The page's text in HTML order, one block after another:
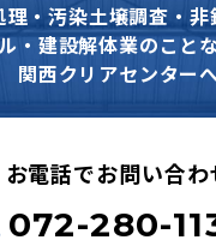
理・汚染土壌調査・
・建設解体業のこと
関西クリアセンター
お電話でお問い合わ
072-280-